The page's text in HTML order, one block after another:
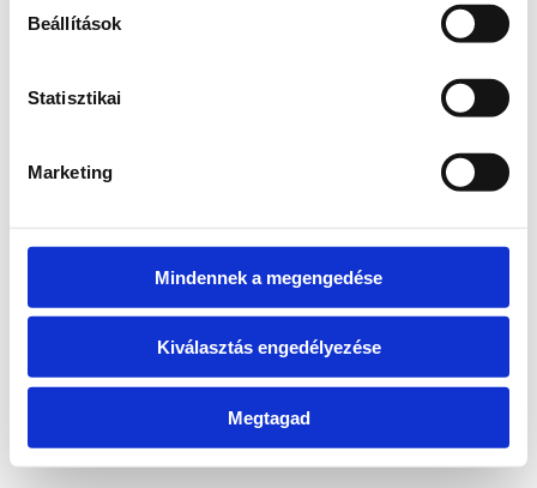
Beállítások
Statisztikai
Marketing
Mindennek a megengedése
Kiválasztás engedélyezése
Megtagad